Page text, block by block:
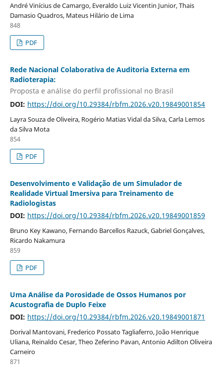
André Vinícius de Camargo, Everaldo Luiz Vicentin Junior, Thais
Damasio Quadros, Mateus Hilário de Lima
848
PDF
Rede Nacional Colaborativa de Auditoria Externa em
Radioterapia:
Proposta e análise do perfil profissional no Brasil
DOI: https://doi.org/10.29384/rbfm.2026.v20.19849001854
Layra Souza de Oliveira, Rogério Matias Vidal da Silva, Carla Lemos
da Silva Mota
854
PDF
Desenvolvimento e Validação de um Simulador de
Realidade Virtual Imersiva para Treinamento de
Radiologistas
DOI: https://doi.org/10.29384/rbfm.2026.v20.19849001859
Bruno Key Kawano, Fernando Barcellos Razuck, Gabriel Gonçalves,
Ricardo Nakamura
859
PDF
Uma Análise da Porosidade de Ossos Humanos por
Acustografia de Duplo Feixe
DOI: https://doi.org/10.29384/rbfm.2026.v20.19849001871
Dorival Mantovani, Frederico Possato Tagliaferro, João Henrique
Uliana, Reinaldo Cesar, Theo Zeferino Pavan, Antonio Adilton Oliveira
Carneiro
871